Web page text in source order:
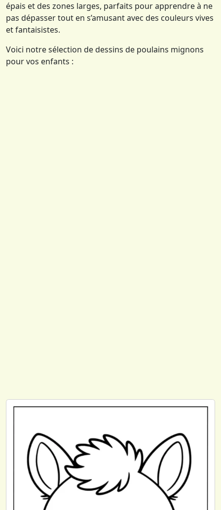
épais et des zones larges, parfaits pour apprendre à ne
pas dépasser tout en s’amusant avec des couleurs vives
et fantaisistes.
Voici notre sélection de dessins de poulains mignons
pour vos enfants :